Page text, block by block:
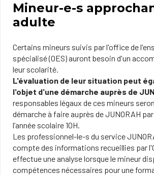
Mineur-e-s
adulte
Certains mineurs suivis par l'office de
spécialisé (OES) auront besoin d'un
leur scolarité.
L'évaluation de leur situation peut
l'objet d'une démarche auprès de
responsables légaux de ces mineurs
démarche à faire auprès de JUNORAH
l’année scolaire 10H.
Les professionnel-le-s du service
compte des informations recueillies par
effectue une analyse lorsque le mineur
compétences nécessaires pour une